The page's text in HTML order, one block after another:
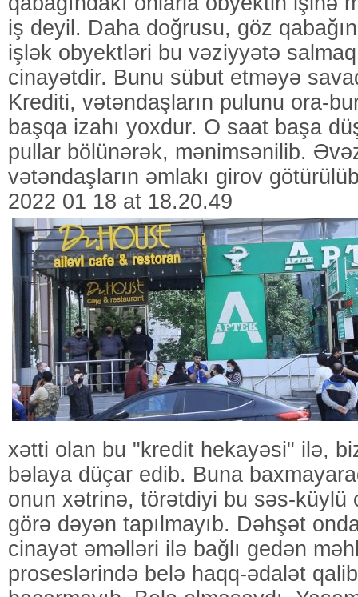
iş deyil. Daha doğrusu, göz
işlək obyektləri bu vəziyyətə
cinayətdir. Bunu sübut etməyə
Krediti, vətəndaşların pulunu ora-
başqa izahı yoxdur. O saat başa
pullar bölünərək, mənimsənilib.
vətəndaşların əmlakı girov
2022 01 18 at 18.20.49
xətti olan bu "kredit hekayəsi" ilə,
bəlaya düçar edib. Buna
onun xətrinə, törətdiyi bu səs-küylü
görə dəyən tapılmayıb. Dəhşət
cinayət əməlləri ilə bağlı gedən
proseslərində belə haqq-ədalət